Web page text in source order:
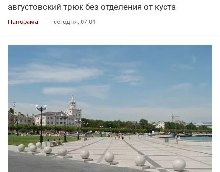
августовский трюк без отделения от куста
Панорама сегодня, 07:01